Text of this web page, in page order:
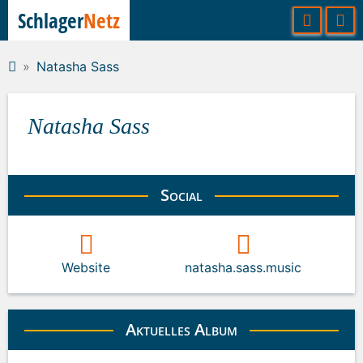
Natasha Sass
Natasha Sass
Social
Website natasha.sass.music
Aktuelles Album
SchlagerNetz